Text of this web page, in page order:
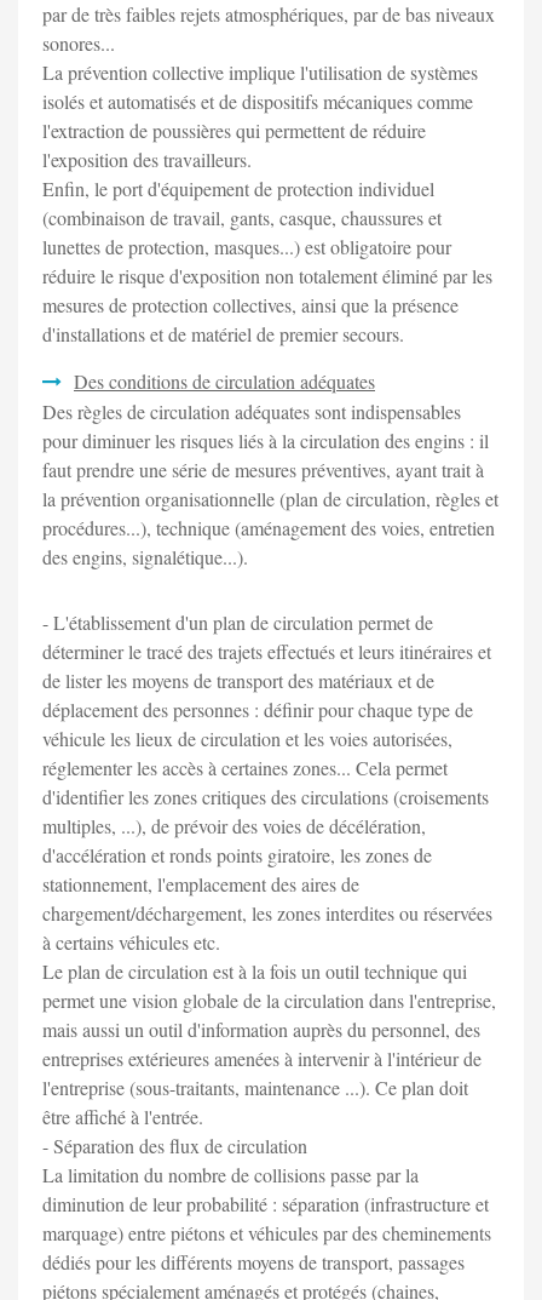
par de très faibles rejets atmosphériques, par de bas niveaux
sonores...
La prévention collective implique l'utilisation de systèmes
isolés et automatisés et de dispositifs mécaniques comme
l'extraction de poussières qui permettent de réduire
l'exposition des travailleurs.
Enfin, le port d'équipement de protection individuel
(combinaison de travail, gants, casque, chaussures et
lunettes de protection, masques...) est obligatoire pour
réduire le risque d'exposition non totalement éliminé par les
mesures de protection collectives, ainsi que la présence
d'installations et de matériel de premier secours.
Des conditions de circulation adéquates
Des règles de circulation adéquates sont indispensables
pour diminuer les risques liés à la circulation des engins : il
faut prendre une série de mesures préventives, ayant trait à
la prévention organisationnelle (plan de circulation, règles et
procédures...), technique (aménagement des voies, entretien
des engins, signalétique...).
- L'établissement d'un plan de circulation permet de
déterminer le tracé des trajets effectués et leurs itinéraires et
de lister les moyens de transport des matériaux et de
déplacement des personnes : définir pour chaque type de
véhicule les lieux de circulation et les voies autorisées,
réglementer les accès à certaines zones... Cela permet
d'identifier les zones critiques des circulations (croisements
multiples, ...), de prévoir des voies de décélération,
d'accélération et ronds points giratoire, les zones de
stationnement, l'emplacement des aires de
chargement/déchargement, les zones interdites ou réservées
à certains véhicules etc.
Le plan de circulation est à la fois un outil technique qui
permet une vision globale de la circulation dans l'entreprise,
mais aussi un outil d'information auprès du personnel, des
entreprises extérieures amenées à intervenir à l'intérieur de
l'entreprise (sous-traitants, maintenance ...). Ce plan doit
être affiché à l'entrée.
- Séparation des flux de circulation
La limitation du nombre de collisions passe par la
diminution de leur probabilité : séparation (infrastructure et
marquage) entre piétons et véhicules par des cheminements
dédiés pour les différents moyens de transport, passages
piétons spécialement aménagés et protégés (chaines,